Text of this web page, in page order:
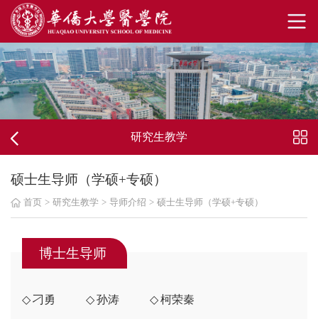
研究生教学
硕士生导师（学硕+专硕）
首页 > 研究生教学 > 导师介绍 > 硕士生导师（学硕+专硕）
博士生导师
刁勇 孙涛 柯荣秦